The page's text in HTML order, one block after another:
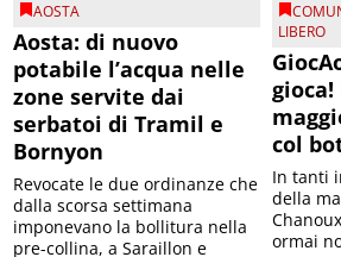
AOSTA
Aosta: di nuovo
potabile l’acqua nelle
zone servite dai
serbatoi di Tramil e
Bornyon
Revocate le due ordinanze che
dalla scorsa settimana
imponevano la bollitura nella
pre-collina, a Saraillon e
LIBERO
gioca!
col
In tanti
della
ormai